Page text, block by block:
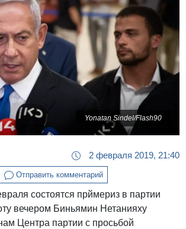
Yonatan Sindel/Flash90
2 февраля 2019, 21:40
Отправить комментарий
состоятся прймериз в партии
вечером Биньямин Нетанияху
Центра партии с просьбой